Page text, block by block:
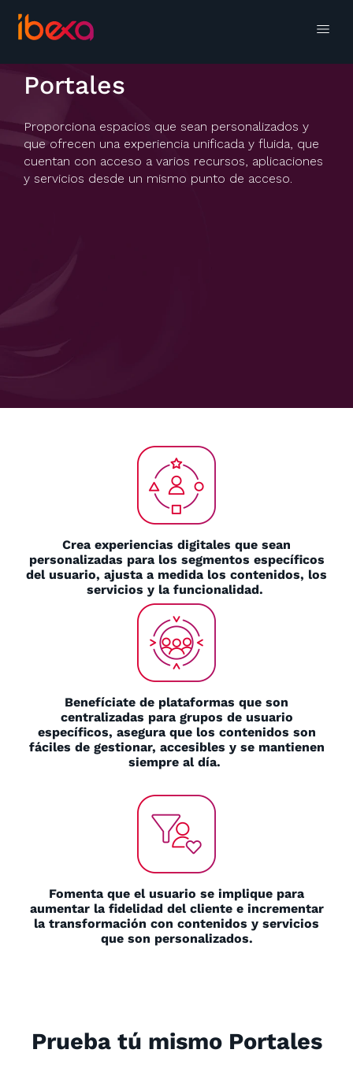
Portales
Proporciona espacios que sean personalizados y
que ofrecen una experiencia unificada y fluida, que
cuentan con acceso a varios recursos, aplicaciones
y servicios desde un mismo punto de acceso.
Crea experiencias digitales que sean
personalizadas para los segmentos específicos
del usuario, ajusta a medida los contenidos, los
servicios y la funcionalidad.
Benefíciate de plataformas que son
centralizadas para grupos de usuario
específicos, asegura que los contenidos son
fáciles de gestionar, accesibles y se mantienen
siempre al día.
Fomenta que el usuario se implique para
aumentar la fidelidad del cliente e incrementar
la transformación con contenidos y servicios
que son personalizados.
Prueba tú mismo Portales